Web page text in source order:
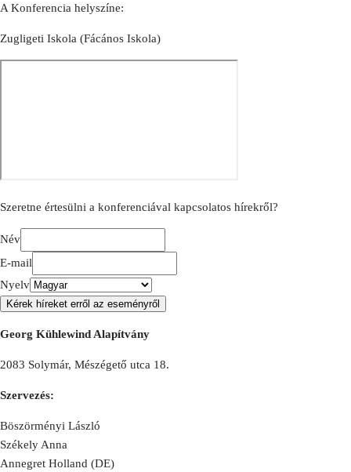
A Konferencia helyszíne:
Zugligeti Iskola (Fácános Iskola)
Szeretne értesülni a konferenciával kapcsolatos hírekről?
Név
E-mail
Nyelv
Kérek híreket erről az eseményről
Georg Kühlewind Alapítvány
2083 Solymár, Mészégető utca 18.
Szervezés:
Böszörményi László
Székely Anna
Annegret Holland (DE)